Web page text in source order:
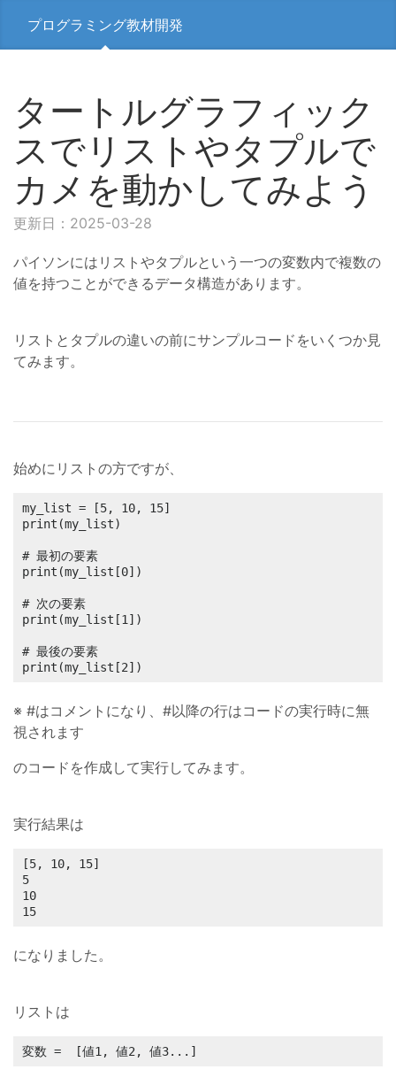
プログラミング教材開発
タートルグラフィック
スでリストやタプルで
カメを動かしてみよう
更新日：2025-03-28
パイソンにはリストやタプルという一つの変数内で複数の
値を持つことができるデータ構造があります。
リストとタプルの違いの前にサンプルコードをいくつか見
てみます。
始めにリストの方ですが、
my_list = [5, 10, 15]
print(my_list)
# 最初の要素
print(my_list[0])
# 次の要素
print(my_list[1])
# 最後の要素
print(my_list[2])
※ #はコメントになり、#以降の行はコードの実行時に無
視されます
のコードを作成して実行してみます。
実行結果は
[5, 10, 15]
5
10
15
になりました。
リストは
変数 =  [値1, 値2, 値3...]